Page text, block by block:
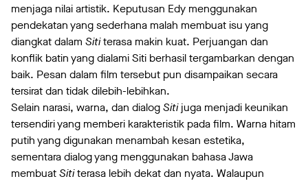
menjaga nilai artistik. Keputusan Edy menggunakan
pendekatan yang sederhana malah membuat isu yang
diangkat dalam Sititerasa makin kuat. Perjuangan dan
konflik batin yang dialami Siti berhasil tergambarkan dengan
baik. Pesan dalam film tersebut pun disampaikan secara
tersirat dan tidak dilebih-lebihkan.
Selain narasi, warna, dan dialogSitijuga menjadi keunikan
tersendiri yang memberi karakteristik pada film. Warna hitam
putih yang digunakan menambah kesan estetika,
sementara dialog yang menggunakan bahasa Jawa
membuatSititerasa lebih dekat dan nyata. Walaupun